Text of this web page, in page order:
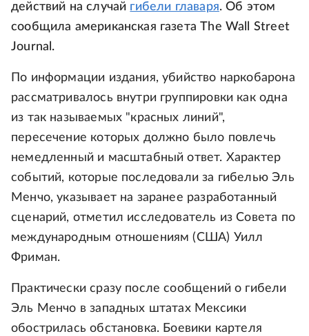
действий на случай гибели главаря. Об этом
сообщила американская газета The Wall Street
Journal.
По информации издания, убийство наркобарона
рассматривалось внутри группировки как одна
из так называемых "красных линий",
пересечение которых должно было повлечь
немедленный и масштабный ответ. Характер
событий, которые последовали за гибелью Эль
Менчо, указывает на заранее разработанный
сценарий, отметил исследователь из Совета по
международным отношениям (США) Уилл
Фриман.
Практически сразу после сообщений о гибели
Эль Менчо в западных штатах Мексики
обострилась обстановка. Боевики картеля